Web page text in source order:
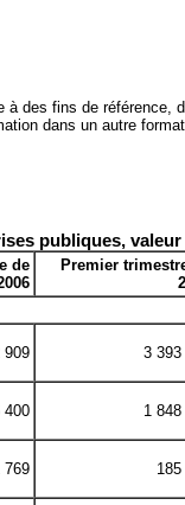
à des fins de
dans un autre format,
publiques,
de
Premier
909 3 393
400 1
769